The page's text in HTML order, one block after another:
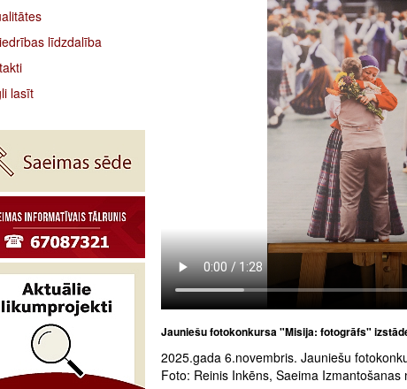
līdzdalība
lasīt
Jauniešu fotokonkursa "Misija: fotogrāfs"
2025.gada 6.novembris. Jauniešu
Foto: Reinis Inkēns, Saeima